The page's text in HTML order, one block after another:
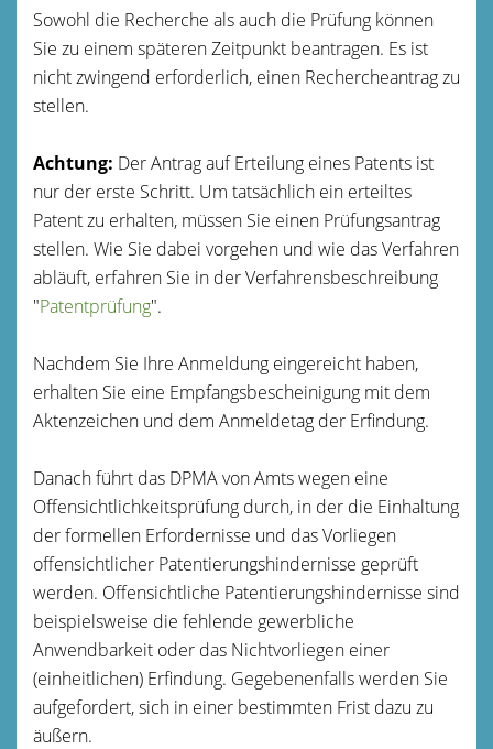
Sowohl die Recherche als auch die Prüfung können
Sie zu einem späteren Zeitpunkt beantragen. Es ist
nicht zwingend erforderlich, einen Rechercheantrag zu
stellen.
Achtung: Der Antrag auf Erteilung eines Patents ist
nur der erste Schritt. Um tatsächlich ein erteiltes
Patent zu erhalten, müssen Sie einen Prüfungsantrag
stellen. Wie Sie dabei vorgehen und wie das Verfahren
abläuft, erfahren Sie in der Verfahrensbeschreibung
"Patentprüfung".
Nachdem Sie Ihre Anmeldung eingereicht haben,
erhalten Sie eine Empfangsbescheinigung mit dem
Aktenzeichen und dem Anmeldetag der Erfindung.
Danach führt das DPMA von Amts wegen eine
Offensichtlichkeitsprüfung durch, in der die Einhaltung
der formellen Erfordernisse und das Vorliegen
offensichtlicher Patentierungshindernisse geprüft
werden. Offensichtliche Patentierungshindernisse sind
beispielsweise die fehlende gewerbliche
Anwendbarkeit oder das Nichtvorliegen einer
(einheitlichen) Erfindung. Gegebenenfalls werden Sie
aufgefordert, sich in einer bestimmten Frist dazu zu
äußern.